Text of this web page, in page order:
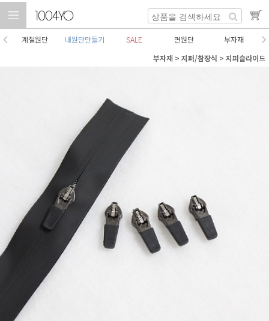
계절원단 내원단만들기 SALE 면원단
부자재
부자재 > 지퍼/참장식 > 지퍼슬라이드